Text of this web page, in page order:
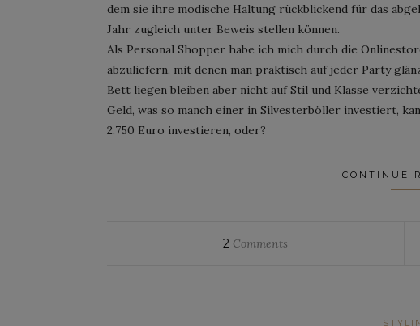
dem sie ihre modische Haltung rückblickend für das
Jahr zugleich unter Beweis stellen können.
Als Personal Shopper habe ich mich durch die
abzuliefern, mit denen man praktisch auf jeder Party
Bett liegen bleiben aber nicht auf Stil und Klasse
Geld, was so manch einer in Silvesterböller investiert,
2.750 Euro investieren, oder?
CONTINUE
2 Comments